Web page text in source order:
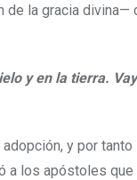
la gracia
y en la tierra.
y por
a los apóstoles